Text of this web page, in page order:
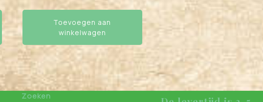
Toevoegen aan
winkelwagen
Zoeken